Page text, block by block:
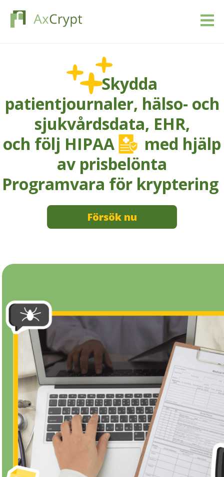
Vår produkt
Industrier
Blogg
Skydda
patientjournaler, hälso- och
sjukvårdsdata, EHR,
och följ HIPAA
med hjälp
av prisbelönta
Programvara för kryptering
Försök nu